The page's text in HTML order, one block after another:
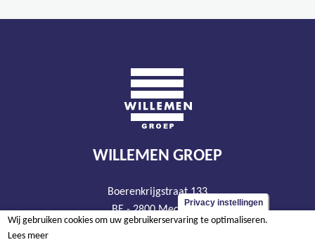
WILLEMEN GROEP
Boerenkrijgstraat 133
BE - 2800 Mechelen
tel +32 15 569 965
Privacy instellingen
Wij gebruiken cookies om uw gebruikerservaring te optimaliseren.
Lees meer